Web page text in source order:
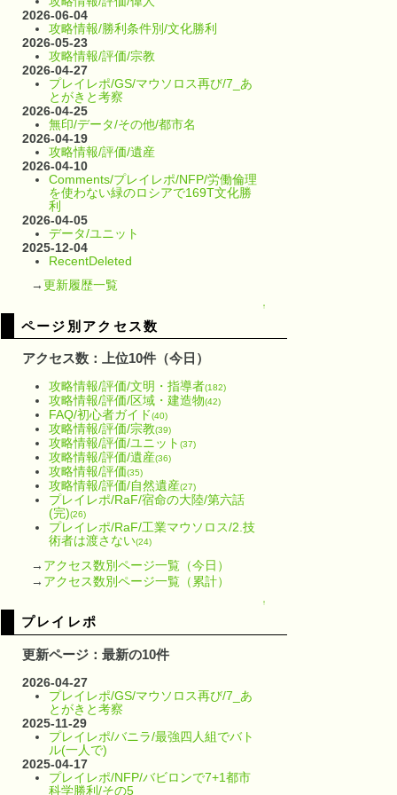
2026-06-04
攻略情報/勝利条件別/文化勝利
2026-05-23
攻略情報/評価/宗教
2026-04-27
プレイレポ/GS/マウソロス再び/7_あ
とがきと考察
2026-04-25
無印/データ/その他/都市名
2026-04-19
攻略情報/評価/遺産
2026-04-10
Comments/プレイレポ/NFP/労働倫理
を使わない緑のロシアで169T文化勝
利
2026-04-05
データ/ユニット
2025-12-04
RecentDeleted
→更新履歴一覧
↑
ページ別アクセス数
アクセス数：上位10件（今日）
攻略情報/評価/文明・指導者(182)
攻略情報/評価/区域・建造物(42)
FAQ/初心者ガイド(40)
攻略情報/評価/宗教(39)
攻略情報/評価/ユニット (37)
攻略情報/評価/遺産(36)
攻略情報/評価(35)
攻略情報/評価/自然遺産(27)
プレイレポ/RaF/宿命の大陸/第六話
(完)(26)
プレイレポ/RaF/工業マウソロス/2.技
術者は渡さない(24)
→ アクセス数別ページ一覧（今日）
→ アクセス数別ページ一覧（累計）
↑
プレイレポ
更新ページ：最新の10件
2026-04-27
プレイレポ/GS/マウソロス再び/7_あ
とがきと考察
2025-11-29
プレイレポ/バニラ/最強四人組でバト
ル(一人で)
2025-04-17
プレイレポ/NFP/バビロンで7+1都市
科学勝利/その5